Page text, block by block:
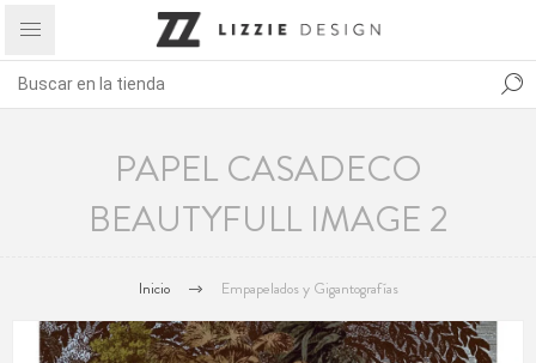
PAPEL CASADECO
BEAUTYFULL IMAGE 2
Inicio Empapelados y Gigantografías